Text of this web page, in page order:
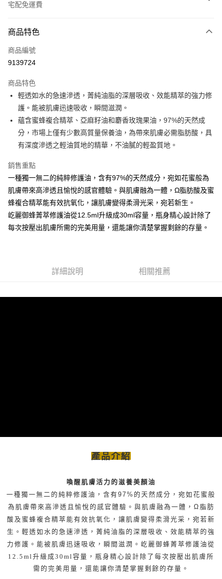
宅配免運費
信用卡一次付款
信用卡分期付款
合作金庫商業銀行
華南商業銀行
彰化商業銀行
上海商業儲蓄銀行
台北富邦商業銀行
國泰世華商業銀行
兆豐國際商業銀行
臺灣中小企業銀行
台中商業銀行
匯豐（台灣）商業銀行
華泰商業銀行
聯邦商業銀行
遠東國際商業銀行
元大商業銀行
台新國際商業銀行
中國信託商業銀行
台灣樂天信用卡公司
6 期 0 利率 每期
華南商業銀行
彰化商業銀行
上海商業儲蓄銀行
台北富邦商業銀行
國泰世華商業銀行
兆豐國際商業銀行
臺灣中小企業銀行
台中商業銀行
聯邦商業銀行
元大商業銀行
永豐商業銀行
玉山商業銀行
星展（台灣）商業銀行
台灣樂天信用卡公司
運送方式
宅配
免運費
商品特色
商品編號
9139724
商品特色
輕透如水的急速滲透，菁純油脂的深層吸收、效能精萃的強力修
護。能被肌膚迅速吸收，瞬間滋潤。
蘊含蜜蜂複合精萃、亞麻籽油和麝香玫瑰果油，97%的天然成
分，市場上僅有少數高質量保養油，為帶來肌膚必需脂肪酸，具
有深度滲透之輕油質地的精華，不油膩的輕盈質地。
銷售重點
一種獨一無二的純粹修護油，含有97%的天然成分，宛如花蜜般為
肌膚帶來高滲透且愉悅的感官體驗。與肌膚融為一體，Ω脂肪酸及蜜
蜂複合精萃能有效抗氧化，讓肌膚變得柔滑光采，宛若新生。
屹麗御蜂菁萃修護油從12.5ml升級成30ml容量，瓶身精心設計除了
每次按壓出肌膚所需的完美用量，還能讓你清楚掌握剩餘的存量。
詳細說明 相關推薦
產品介紹
喚醒肌膚活力的滋養美顏油
一種獨一無二的純粹修護油，含有97%的天然成分，宛如花蜜般
為肌膚帶來高滲透且愉悅的感官體驗。與肌膚融為一體，Ω脂肪
酸及蜜蜂複合精萃能有效抗氧化，讓肌膚變得柔滑光采，宛若新
生。 輕透如水的急速滲透，菁純油脂的深層吸收、效能精萃的強
力修護。能被肌膚迅速吸收，瞬間滋潤。 屹麗御蜂菁萃修護油從
12.5ml升級成30ml容量，瓶身精心設計除了每次按壓出肌膚所
需的完美用量，還能讓你清楚掌握剩餘的存量。